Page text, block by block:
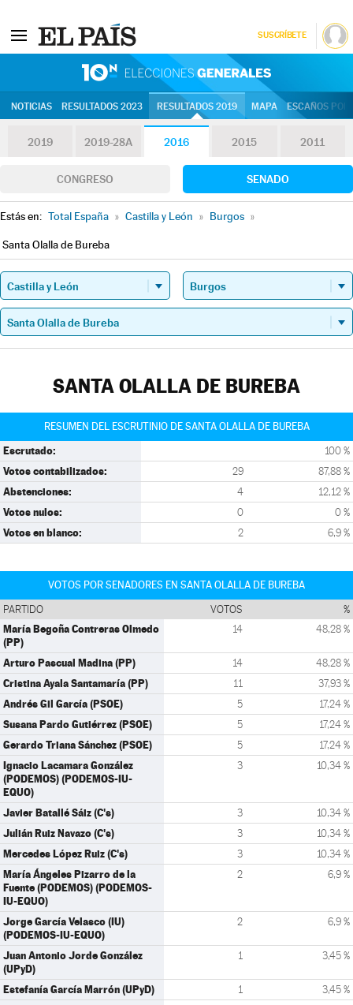
SUSCRÍBETE
NOTICIAS RESULTADOS 2023 RESULTADOS 2019 MAPA ESCAÑOS
2019 2019-28A 2016 2015 2011
CONGRESO SENADO
Estás en: Total España » Castilla y León » Burgos »
Santa Olalla de Bureba
SANTA OLALLA DE BUREBA
RESUMEN DEL ESCRUTINIO DE SANTA OLALLA DE BUREBA
Escrutado: 100 %
Votos contabilizados: 29 87,88 %
Abstenciones: 4 12,12 %
Votos nulos: 0 0 %
Votos en blanco: 2 6,9 %
VOTOS POR SENADORES EN SANTA OLALLA DE BUREBA
PARTIDO VOTOS %
María Begoña Contreras Olmedo
(PP)
14 48,28 %
Arturo Pascual Madina (PP) 14 48,28 %
Cristina Ayala Santamaría (PP) 11 37,93 %
Andrés Gil García (PSOE) 5 17,24 %
Susana Pardo Gutiérrez (PSOE) 5 17,24 %
Gerardo Triana Sánchez (PSOE) 5 17,24 %
Ignacio Lacamara González
(PODEMOS) (PODEMOS-IU-
EQUO)
3 10,34 %
Javier Batallé Sáiz (C's) 3 10,34 %
Julián Ruiz Navazo (C's) 3 10,34 %
Mercedes López Ruiz (C's) 3 10,34 %
María Ángeles Pizarro de la
Fuente (PODEMOS) (PODEMOS-
IU-EQUO)
2 6,9 %
Jorge García Velasco (IU)
(PODEMOS-IU-EQUO)
2 6,9 %
Juan Antonio Jorde González
(UPyD)
1 3,45 %
Estefanía García Marrón (UPyD) 1 3,45 %